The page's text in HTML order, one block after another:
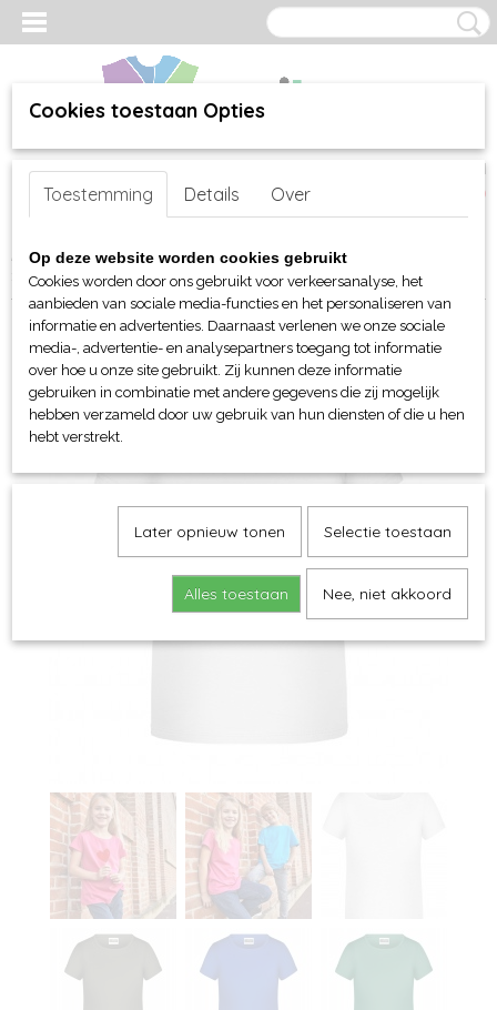
Inloggen Registreren
(0)
Home >webshop>Per merk >James & Nicholson
T-shirts> JN Girls Basic-T 150
Cookies toestaan Opties
Toestemming Details Over
Op deze website worden cookies gebruikt
Cookies worden door ons gebruikt voor verkeersanalyse, het
aanbieden van sociale media-functies en het personaliseren van
informatie en advertenties. Daarnaast verlenen we onze sociale
media-, advertentie- en analysepartners toegang tot informatie
over hoe u onze site gebruikt. Zij kunnen deze informatie
gebruiken in combinatie met andere gegevens die zij mogelijk
hebben verzameld door uw gebruik van hun diensten of die u hen
hebt verstrekt.
Later opnieuw tonen Selectie toestaan
Alles toestaan Nee, niet akkoord